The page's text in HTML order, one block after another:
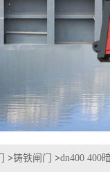
>铸铁闸门 >dn400 400